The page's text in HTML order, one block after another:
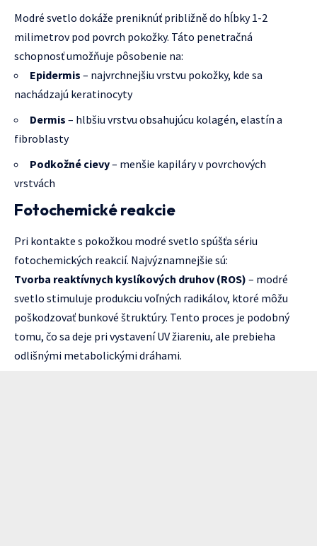
Modré svetlo dokáže preniknúť približně do hĺbky 1-2
milimetrov pod povrch pokožky. Táto penetračná
schopnosť umožňuje pôsobenie na:
Epidermis – najvrchnejšiu vrstvu pokožky, kde sa
nachádzajú keratinocyty
Dermis – hlbšiu vrstvu obsahujúcu kolagén, elastín a
fibroblasty
Podkožné cievy– menšie kapiláry v povrchových
vrstvách
Fotochemické reakcie
Pri kontakte s pokožkou modré svetlo spúšťa sériu
fotochemických reakcií. Najvýznamnejšie sú:
Tvorba reaktívnych kyslíkových druhov (ROS) – modré
svetlo stimuluje produkciu voľných radikálov, ktoré môžu
poškodzovať bunkové štruktúry. Tento proces je podobný
tomu, čo sa deje pri vystavení UV žiareniu, ale prebieha
odlišnými metabolickými dráhami.